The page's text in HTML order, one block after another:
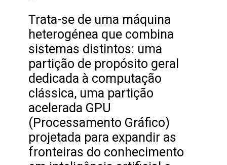
Trata-se de uma máquina
heterogénea que combina
sistemas distintos: uma
partição de propósito geral
dedicada à computação
clássica, uma partição
acelerada GPU
(Processamento Gráfico)
projetada para expandir as
fronteiras do conhecimento